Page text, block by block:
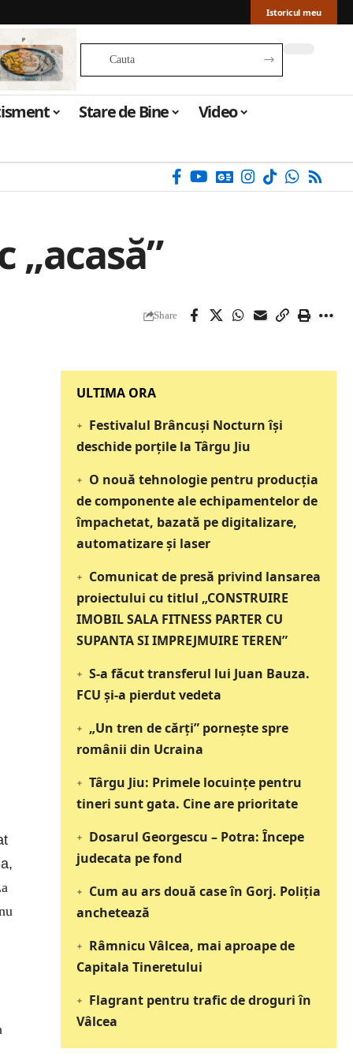
Istoricul meu
Stare de Bine Video
„acasă”
Share
‎‎‎‎‎‎‎ULTIMA ORA
Festivalul Brâncuși Nocturn își
deschide porțile la Târgu Jiu
O nouă tehnologie pentru producția
de componente ale echipamentelor de
împachetat, bazată pe digitalizare,
automatizare și laser
Comunicat de presă privind lansarea
proiectului cu titlul „CONSTRUIRE
IMOBIL SALA FITNESS PARTER CU
SUPANTA SI IMPREJMUIRE TEREN”
S-a făcut transferul lui Juan Bauza.
FCU și-a pierdut vedeta
„Un tren de cărți” pornește spre
românii din Ucraina
Târgu Jiu: Primele locuințe pentru
tineri sunt gata. Cine are prioritate
Dosarul Georgescu – Potra: Începe
judecata pe fond
Cum au ars două case în Gorj. Poliția
anchetează
Râmnicu Vâlcea, mai aproape de
Capitala Tineretului
Flagrant pentru trafic de droguri în
Vâlcea